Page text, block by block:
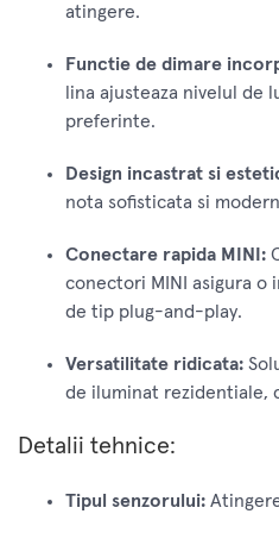
atingere.
Functie de dimare
lina ajusteaza nivelul de
preferinte.
Design incastrat si
nota sofisticata si
Conectare rapida MINI:
conectori MINI asigura o
de tip plug-and-play.
Versatilitate ridicata:
de iluminat rezidentiale,
Detalii tehnice:
Tipul senzorului: